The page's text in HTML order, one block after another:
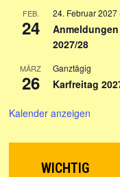
FEB.
24
24. Februar 2027
2027/28
MÄRZ
26
Ganztägig
Karfreitag
Kalender anzeigen
WICHTIG